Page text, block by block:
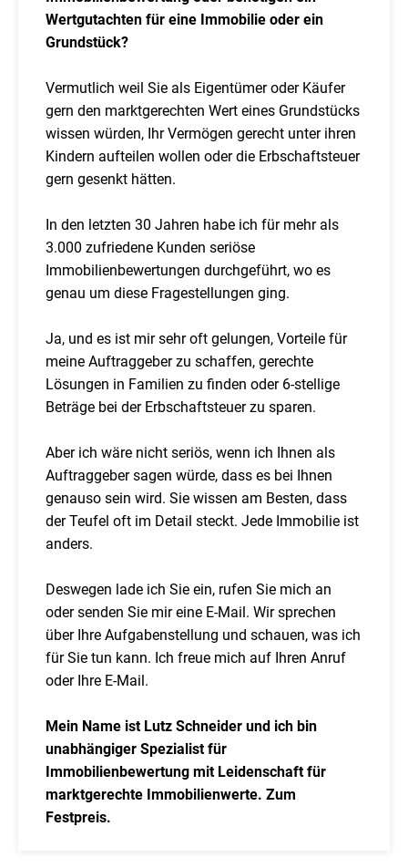
Wertgutachten für eine Immobilie oder ein
Grundstück?
Vermutlich weil Sie als Eigentümer oder Käufer
gern den marktgerechten Wert eines Grundstücks
wissen würden, Ihr Vermögen gerecht unter ihren
Kindern aufteilen wollen oder die Erbschaftsteuer
gern gesenkt hätten.
In den letzten 30 Jahren habe ich für mehr als
3.000 zufriedene Kunden seriöse
Immobilienbewertungen durchgeführt, wo es
genau um diese Fragestellungen ging.
Ja, und es ist mir sehr oft gelungen, Vorteile für
meine Auftraggeber zu schaffen, gerechte
Lösungen in Familien zu finden oder 6-stellige
Beträge bei der Erbschaftsteuer zu sparen.
Aber ich wäre nicht seriös, wenn ich Ihnen als
Auftraggeber sagen würde, dass es bei Ihnen
genauso sein wird. Sie wissen am Besten, dass
der Teufel oft im Detail steckt. Jede Immobilie ist
anders.
Deswegen lade ich Sie ein, rufen Sie mich an
oder senden Sie mir eine E-Mail. Wir sprechen
über Ihre Aufgabenstellung und schauen, was ich
für Sie tun kann. Ich freue mich auf Ihren Anruf
oder Ihre E-Mail.
Mein Name ist Lutz Schneider und ich bin
unabhängiger Spezialist für
Immobilienbewertung mit Leidenschaft für
marktgerechte Immobilienwerte. Zum
Festpreis.